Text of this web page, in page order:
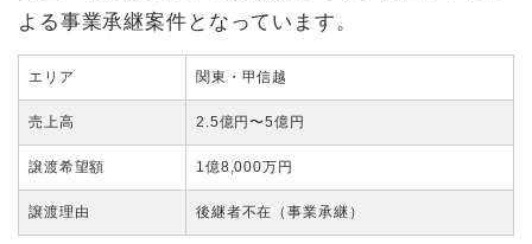
よる事業承継案件となっています。
エリア 関東・甲信越
売上高 2.5億円〜5億円
譲渡希望額 1億8,000万円
譲渡理由 後継者不在（事業承継）